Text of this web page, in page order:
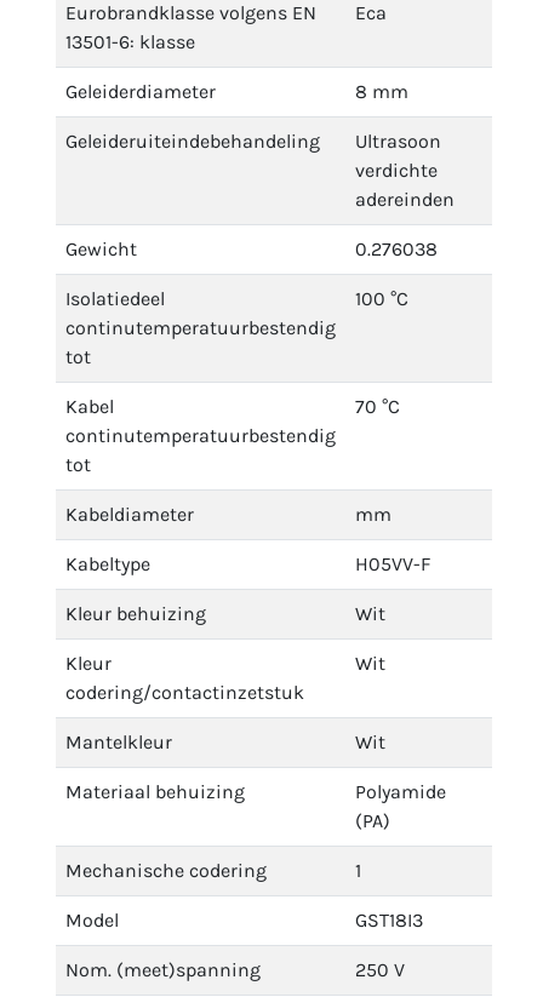
Eurobrandklasse volgens EN
13501-6: klasse
Eca
Geleiderdiameter 8 mm
Geleideruiteindebehandeling
Ultrasoon
verdichte
adereinden
Gewicht 0.276038
Isolatiedeel
continutemperatuurbestendig
tot
100 °C
Kabel
continutemperatuurbestendig
tot
70 °C
Kabeldiameter mm
Kabeltype H05VV-F
Kleur behuizing Wit
Kleur
codering/contactinzetstuk
Wit
Mantelkleur Wit
Materiaal behuizing
Polyamide
(PA)
Mechanische codering 1
Model GST18I3
Nom. (meet)spanning 250 V